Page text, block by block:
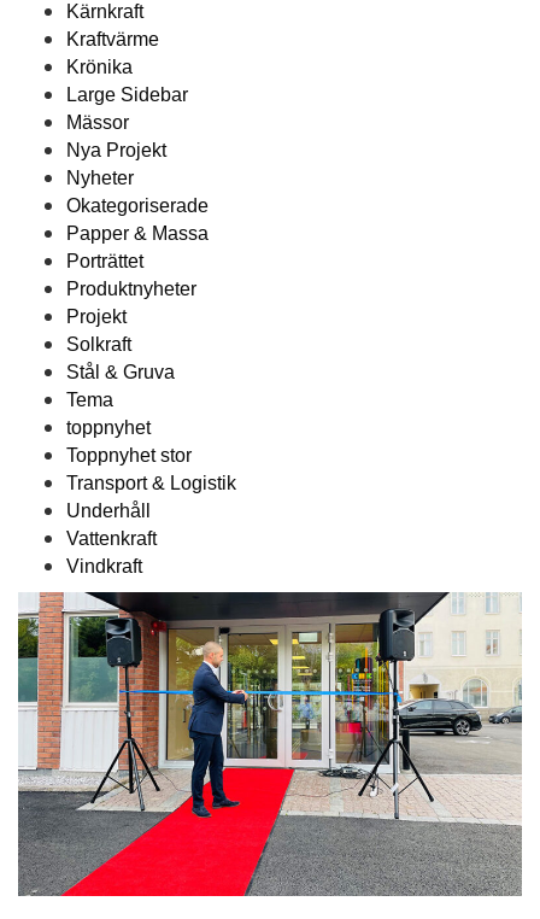
Kärnkraft
Kraftvärme
Krönika
Large Sidebar
Mässor
Nya Projekt
Nyheter
Okategoriserade
Papper & Massa
Porträttet
Produktnyheter
Projekt
Solkraft
Stål & Gruva
Tema
toppnyhet
Toppnyhet stor
Transport & Logistik
Underhåll
Vattenkraft
Vindkraft